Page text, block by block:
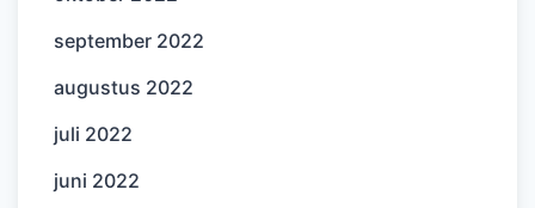
september 2022
augustus 2022
juli 2022
juni 2022